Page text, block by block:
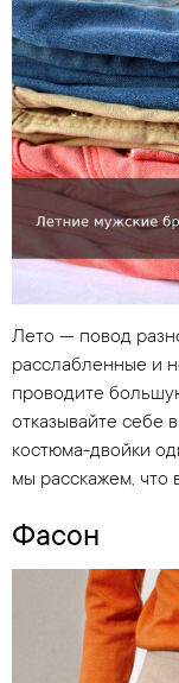
Лето — повод
расслабленные и
проводите
отказывайте себе
костюма-двойки
мы расскажем, что
Фасон